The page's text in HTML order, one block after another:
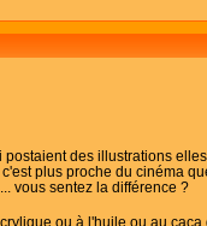
des illustrations
plus proche du cinéma
vous sentez la différence ?
ou à l'huile ou au caca